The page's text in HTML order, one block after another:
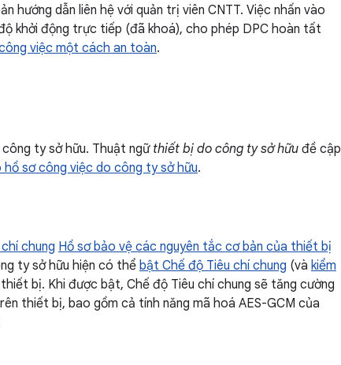
hướng dẫn liên hệ với quản trị viên CNTT. Việc nhấn vào
khởi động trực tiếp (đã khoá), cho phép DPC hoàn tất
việc một cách an toàn.
ty sở hữu. Thuật ngữthiết bị do công ty sở hữu đề cập
sơ công việc do công ty sở hữu.
chung Hồ sơ bảo vệ các nguyên tắc cơ bản của thiết bị
ty sở hữu hiện có thểbật Chế độ Tiêu chí chung (và kiểm
bị. Khi được bật, Chế độ Tiêu chí chung sẽ tăng cường
thiết bị, bao gồm cả tính năng mã hoá AES-GCM của